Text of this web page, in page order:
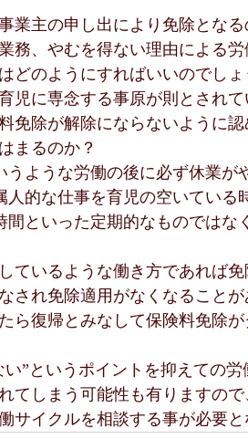
業主の申し出により免除とな
務、やむを得ない理由による
どのようにすればいいのでし
児に専念する事原が則とされ
免除が解除にならないように認
まるのか？
ような労働の後に必ず休業が
人的な仕事を育児の空いている
といった定期的なものではな
ているような働き方であれば
され免除適用がなくなることが
ら復帰とみなして保険料免除
い”というポイントを抑えての
てしまう可能性も有りますの
サイクルを相談する事が必要と